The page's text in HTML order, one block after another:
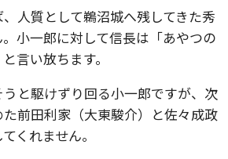
人質として鵜沼城へ残してきた秀
小一郎に対して信長は「あやつの
言い放ちます。
と駆けずり回る小一郎ですが、次
前田利家（大東駿介）と佐々成政
くれません。